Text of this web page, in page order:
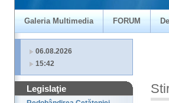
Galeria Multimedia FORUM
06.08.2026
15:42
Legislaţie